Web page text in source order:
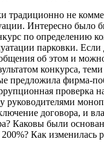
традиционно не
Интересно было
по определению
парковки. Если
об этом и
конкурса,
предложила фирма-
проверка
руководителями
договора, и
Каковы были
Как изменилась